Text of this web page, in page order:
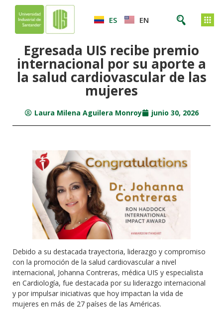
ES EN
Egresada UIS recibe premio
internacional por su aporte a
la salud cardiovascular de las
mujeres
Laura Milena Aguilera Monroy junio 30, 2026
Debido a su destacada trayectoria, liderazgo y compromiso
con la promoción de la salud cardiovascular a nivel
internacional, Johanna Contreras, médica UIS y especialista
en Cardiología, fue destacada por su liderazgo internacional
y por impulsar iniciativas que hoy impactan la vida de
mujeres en más de 27 países de las Américas.